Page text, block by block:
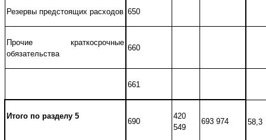
Резервы предстоящих расходов 650
Прочие краткосрочные
обязательства
660
661
Итого по разделу 5
690
420
549
693 974 58,3